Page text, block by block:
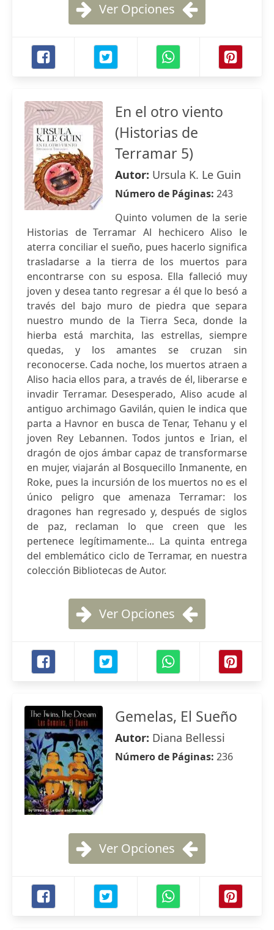
Ver Opciones
En el otro viento
(Historias de
Terramar 5)
Autor: Ursula K. Le Guin
Número de Páginas: 243
Quinto volumen de la serie
Historias de Terramar Al hechicero Aliso le
aterra conciliar el sueño, pues hacerlo significa
trasladarse a la tierra de los muertos para
encontrarse con su esposa. Ella falleció muy
joven y desea tanto regresar a él que lo besó a
través del bajo muro de piedra que separa
nuestro mundo de la Tierra Seca, donde la
hierba está marchita, las estrellas, siempre
quedas, y los amantes se cruzan sin
reconocerse. Cada noche, los muertos atraen a
Aliso hacia ellos para, a través de él, liberarse e
invadir Terramar. Desesperado, Aliso acude al
antiguo archimago Gavilán, quien le indica que
parta a Havnor en busca de Tenar, Tehanu y el
joven Rey Lebannen. Todos juntos e Irian, el
dragón de ojos ámbar capaz de transformarse
en mujer, viajarán al Bosquecillo Inmanente, en
Roke, pues la incursión de los muertos no es el
único peligro que amenaza Terramar: los
dragones han regresado y, después de siglos
de paz, reclaman lo que creen que les
pertenece legítimamente... La quinta entrega
del emblemático ciclo de Terramar, en nuestra
colección Bibliotecas de Autor.
Ver Opciones
Gemelas, El Sueño
Autor: Diana Bellessi
Número de Páginas: 236
Ver Opciones